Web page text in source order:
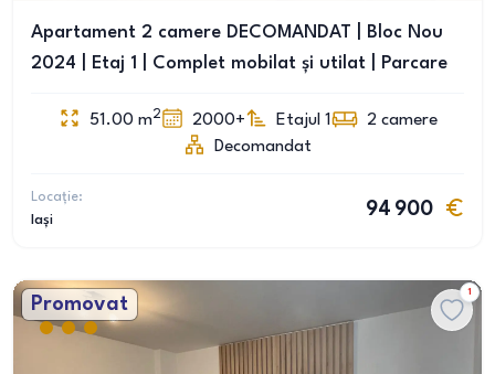
Apartament 2 camere DECOMANDAT | Bloc Nou
2024 | Etaj 1 | Complet mobilat și utilat | Parcare
51.00 m2 2000+ Etajul 1 2 camere
Decomandat
Locație:
Iași
94 900
Promovat
1